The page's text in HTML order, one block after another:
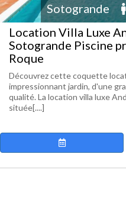
Sotogrande
Location Villa Luxe
Sotogrande Piscine
Roque
Découvrez cette coquette
impressionnant jardin, d'une
qualité. La location villa luxe
située[....]